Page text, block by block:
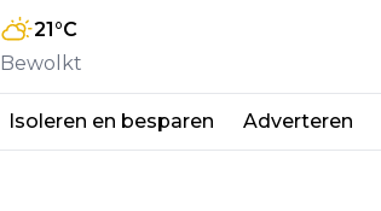
21°C
Bewolkt
Isoleren en besparen Adverteren